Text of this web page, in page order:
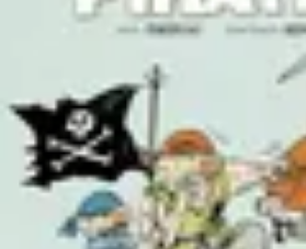
Projets Nouvelle Vie
Planification et StratégieInspiration
Projets Nouvelle Vie